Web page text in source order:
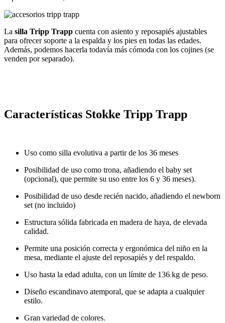
La silla Tripp Trapp cuenta con asiento y reposapiés ajustables
para ofrecer soporte a la espalda y los pies en todas las edades​.
Además, podemos hacerla todavía más cómoda con los cojines (se
venden por separado).
Características Stokke Tripp Trapp
Uso como silla evolutiva a partir de los 36 meses
Posibilidad de uso como trona, añadiendo el baby set
(opcional), que permite su uso entre los 6 y 36 meses).
Posibilidad de uso desde recién nacido, añadiendo el newborn
set (no incluido)
Estructura sólida fabricada en madera de haya, de elevada
calidad.
Permite una posición correcta y ergonómica del niño en la
mesa, mediante el ajuste del reposapiés y del respaldo.
Uso hasta la edad adulta, con un límite de 136 kg de peso.
Diseño escandinavo atemporal, que se adapta a cualquier
estilo.
Gran variedad de colores.